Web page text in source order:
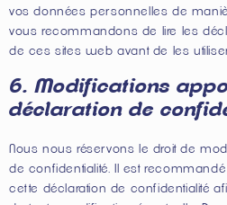
vos données personnelles de
vous recommandons de lire les
de ces sites web avant de les
6. Modifications
déclaration de
Nous nous réservons le droit de
de confidentialité. Il est
cette déclaration de confidentialité